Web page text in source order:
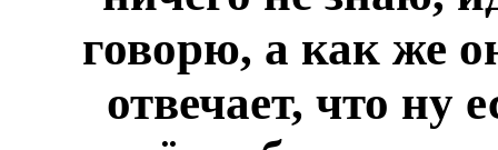
говорю, а как же
отвечает, что ну